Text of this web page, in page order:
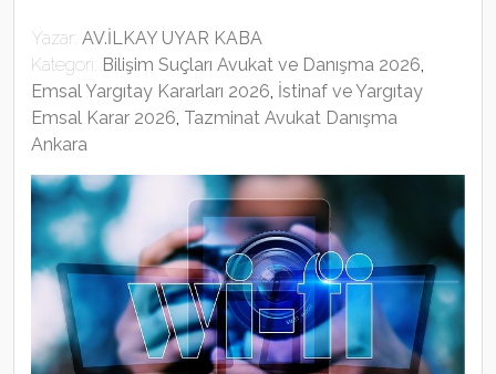
Yazar: AV.İLKAY UYAR KABA
Kategori: Bilişim Suçları Avukat ve Danışma 2026,
Emsal Yargıtay Kararları 2026, İstinaf ve Yargıtay
Emsal Karar 2026, Tazminat Avukat Danışma
Ankara